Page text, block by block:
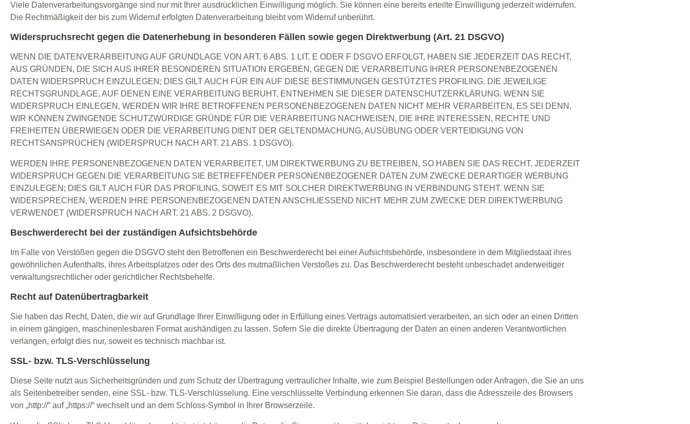
Viele Datenverarbeitungsvorgänge sind nur mit Ihrer ausdrücklichen Einwilligung möglich. Sie können eine bereits erteilte Einwilligung jederzeit widerrufen.
Die Rechtmäßigkeit der bis zum Widerruf erfolgten Datenverarbeitung bleibt vom Widerruf unberührt.
Widerspruchsrecht gegen die Datenerhebung in besonderen Fällen sowie gegen Direktwerbung (Art. 21 DSGVO)
WENN DIE DATENVERARBEITUNG AUF GRUNDLAGE VON ART. 6 ABS. 1 LIT. E ODER F DSGVO ERFOLGT, HABEN SIE JEDERZEIT DAS RECHT,
AUS GRÜNDEN, DIE SICH AUS IHRER BESONDEREN SITUATION ERGEBEN, GEGEN DIE VERARBEITUNG IHRER PERSONENBEZOGENEN
DATEN WIDERSPRUCH EINZULEGEN; DIES GILT AUCH FÜR EIN AUF DIESE BESTIMMUNGEN GESTÜTZTES PROFILING. DIE JEWEILIGE
RECHTSGRUNDLAGE, AUF DENEN EINE VERARBEITUNG BERUHT, ENTNEHMEN SIE DIESER DATENSCHUTZERKLÄRUNG. WENN SIE
WIDERSPRUCH EINLEGEN, WERDEN WIR IHRE BETROFFENEN PERSONENBEZOGENEN DATEN NICHT MEHR VERARBEITEN, ES SEI DENN,
WIR KÖNNEN ZWINGENDE SCHUTZWÜRDIGE GRÜNDE FÜR DIE VERARBEITUNG NACHWEISEN, DIE IHRE INTERESSEN, RECHTE UND
FREIHEITEN ÜBERWIEGEN ODER DIE VERARBEITUNG DIENT DER GELTENDMACHUNG, AUSÜBUNG ODER VERTEIDIGUNG VON
RECHTSANSPRÜCHEN (WIDERSPRUCH NACH ART. 21 ABS. 1 DSGVO).
WERDEN IHRE PERSONENBEZOGENEN DATEN VERARBEITET, UM DIREKTWERBUNG ZU BETREIBEN, SO HABEN SIE DAS RECHT, JEDERZEIT
WIDERSPRUCH GEGEN DIE VERARBEITUNG SIE BETREFFENDER PERSONENBEZOGENER DATEN ZUM ZWECKE DERARTIGER WERBUNG
EINZULEGEN; DIES GILT AUCH FÜR DAS PROFILING, SOWEIT ES MIT SOLCHER DIREKTWERBUNG IN VERBINDUNG STEHT. WENN SIE
WIDERSPRECHEN, WERDEN IHRE PERSONENBEZOGENEN DATEN ANSCHLIESSEND NICHT MEHR ZUM ZWECKE DER DIREKTWERBUNG
VERWENDET (WIDERSPRUCH NACH ART. 21 ABS. 2 DSGVO).
Beschwerde­recht bei der zuständigen Aufsichts­behörde
Im Falle von Verstößen gegen die DSGVO steht den Betroffenen ein Beschwerderecht bei einer Aufsichtsbehörde, insbesondere in dem Mitgliedstaat ihres
gewöhnlichen Aufenthalts, ihres Arbeitsplatzes oder des Orts des mutmaßlichen Verstoßes zu. Das Beschwerderecht besteht unbeschadet anderweitiger
verwaltungsrechtlicher oder gerichtlicher Rechtsbehelfe.
Recht auf Daten­übertrag­barkeit
Sie haben das Recht, Daten, die wir auf Grundlage Ihrer Einwilligung oder in Erfüllung eines Vertrags automatisiert verarbeiten, an sich oder an einen Dritten
in einem gängigen, maschinenlesbaren Format aushändigen zu lassen. Sofern Sie die direkte Übertragung der Daten an einen anderen Verantwortlichen
verlangen, erfolgt dies nur, soweit es technisch machbar ist.
SSL- bzw. TLS-Verschlüsselung
Diese Seite nutzt aus Sicherheitsgründen und zum Schutz der Übertragung vertraulicher Inhalte, wie zum Beispiel Bestellungen oder Anfragen, die Sie an uns
als Seitenbetreiber senden, eine SSL- bzw. TLS-Verschlüsselung. Eine verschlüsselte Verbindung erkennen Sie daran, dass die Adresszeile des Browsers
von „http://“ auf „https://“ wechselt und an dem Schloss-Symbol in Ihrer Browserzeile.